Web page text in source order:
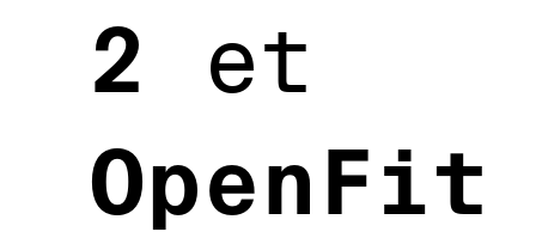
2 et
OpenFit